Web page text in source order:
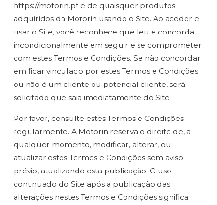
https://motorin.pt e de quaisquer produtos
adquiridos da Motorin usando o Site. Ao aceder e
usar o Site, você reconhece que leu e concorda
incondicionalmente em seguir e se comprometer
com estes Termos e Condições. Se não concordar
em ficar vinculado por estes Termos e Condições
ou não é um cliente ou potencial cliente, será
solicitado que saia imediatamente do Site.
Por favor, consulte estes Termos e Condições
regularmente. A Motorin reserva o direito de, a
qualquer momento, modificar, alterar, ou
atualizar estes Termos e Condições sem aviso
prévio, atualizando esta publicação. O uso
continuado do Site após a publicação das
alterações nestes Termos e Condições significa